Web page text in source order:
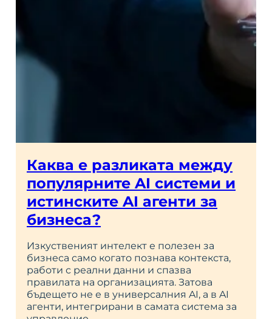
Каква е разликата между
популярните AI системи и
истинските AI агенти за
бизнеса?
Изкуственият интелект е полезен за
бизнеса само когато познава контекста,
работи с реални данни и спазва
правилата на организацията. Затова
бъдещето не е в универсалния AI, а в AI
агенти, интегрирани в самата система за